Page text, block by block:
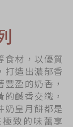
食材，以優質
打造出濃郁香
盈的奶香，
鹹香交織，
奶皇月餅都是
致的味蕾享